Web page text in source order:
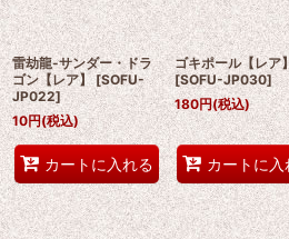
雷劫龍-サンダー・ドラ
ゴン【レア】 [SOFU-
JP022]
10円(税込)
カートに入れる
ゴキポール【レア
[SOFU-JP030]
180円(税込)
カートに入